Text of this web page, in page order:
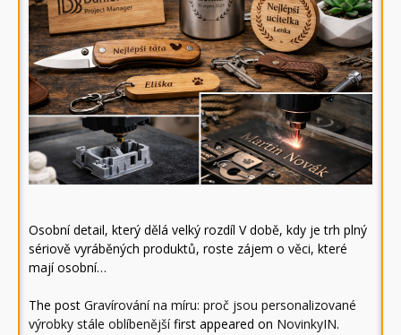
Osobní detail, který dělá velký rozdíl V době, kdy je trh plný
sériově vyráběných produktů, roste zájem o věci, které
mají osobní…
The post Gravírování na míru: proč jsou personalizované
výrobky stále oblíbenějšífirst appeared on NovinkyIN.